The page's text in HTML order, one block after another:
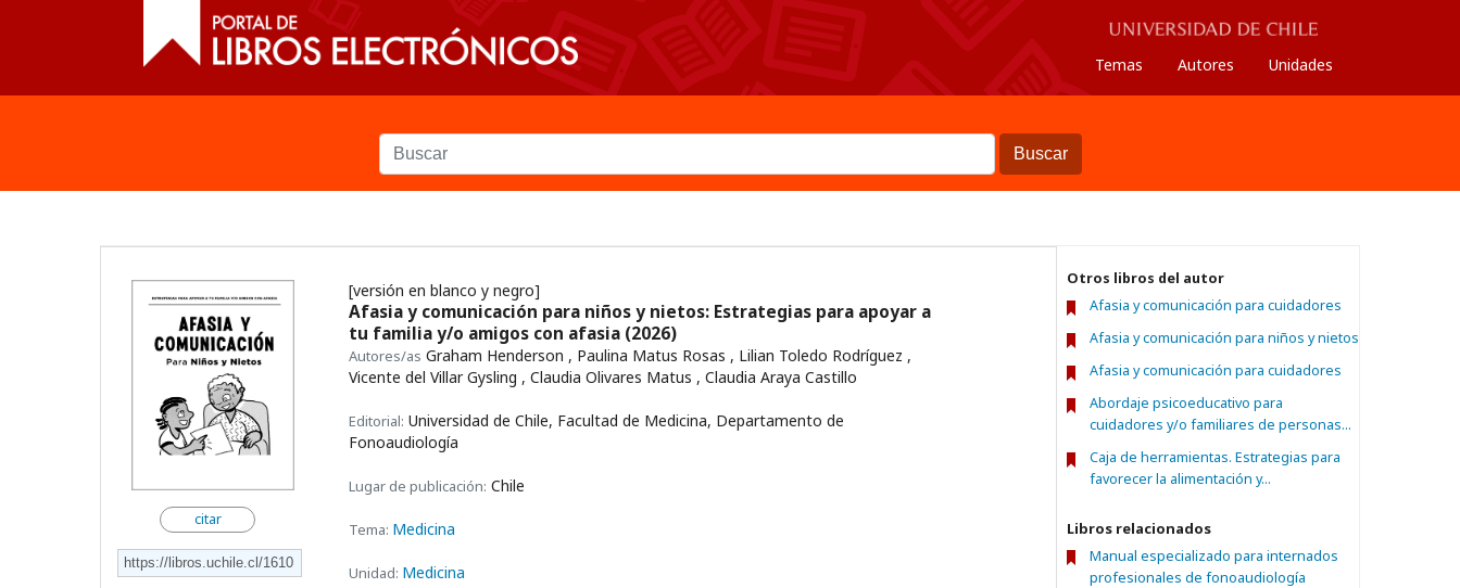
Temas Autores Unidades
Buscar
citar
[versión en blanco y negro]
Afasia y comunicación para niños y nietos: Estrategias para apoyar a
tu familia y/o amigos con afasia (2026)
Autores/as Graham Henderson , Paulina Matus Rosas , Lilian Toledo Rodríguez ,
Vicente del Villar Gysling , Claudia Olivares Matus , Claudia Araya Castillo
Editorial: Universidad de Chile, Facultad de Medicina, Departamento de
Fonoaudiología
Lugar de publicación: Chile
Tema: Medicina
Unidad: Medicina
Otros libros del autor
Afasia y comunicación para cuidadores
Afasia y comunicación para niños y nietos
Afasia y comunicación para cuidadores
Abordaje psicoeducativo para
cuidadores y/o familiares de personas...
Caja de herramientas. Estrategias para
favorecer la alimentación y...
Libros relacionados
Manual especializado para internados
profesionales de fonoaudiología